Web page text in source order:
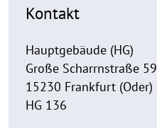
Kontakt
Hauptgebäude (HG)
Große Scharrnstraße 59
15230 Frankfurt (Oder)
HG 136